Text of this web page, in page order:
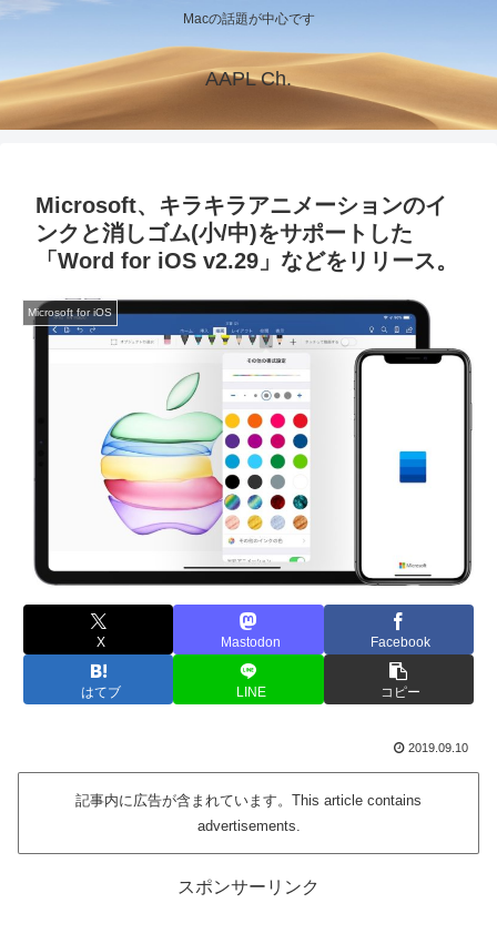
Macの話題が中心です
AAPL Ch.
Microsoft、キラキラアニメーションのイ
ンクと消しゴム(小/中)をサポートした
「Word for iOS v2.29」などをリリース。
Microsoft for iOS
X Mastodon Facebook
はてブ LINE コピー
2019.09.10
記事内に広告が含まれています。This article contains
advertisements.
スポンサーリンク